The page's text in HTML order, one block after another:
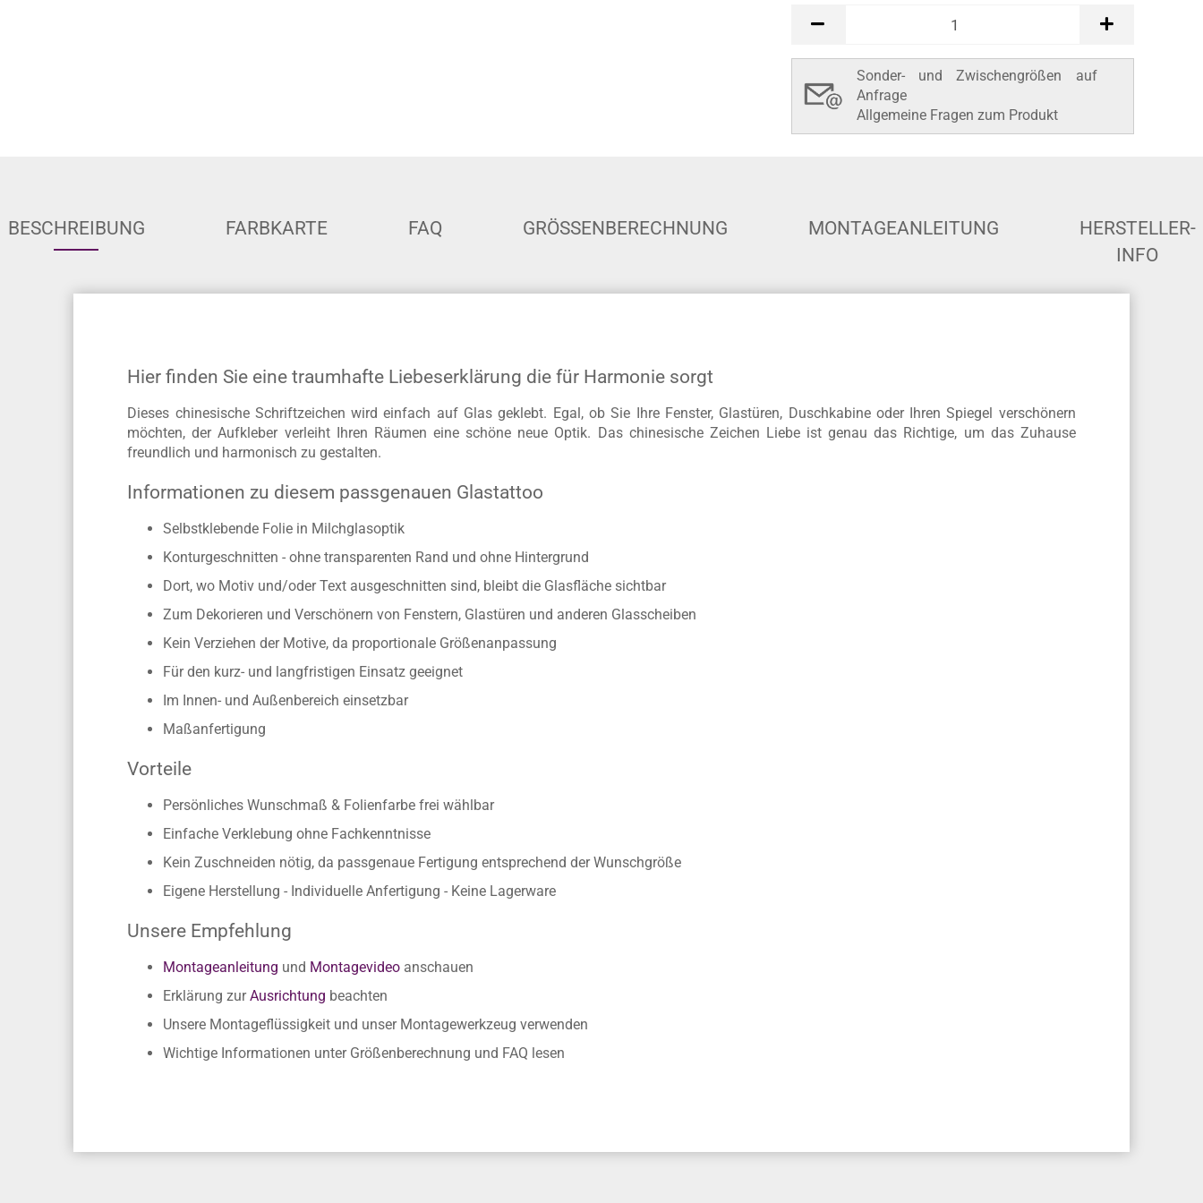
Sonder- und Zwischengrößen auf
Anfrage
Allgemeine Fragen zum Produkt
BESCHREIBUNG FARBKARTE FAQ GRÖSSENBERECHNUNG MONTAGEANLEITUNG
HERSTELLER-
INFO
Hier finden Sie eine traumhafte Liebeserklärung die für Harmonie sorgt
Dieses chinesische Schriftzeichen wird einfach auf Glas geklebt. Egal, ob Sie Ihre Fenster, Glastüren, Duschkabine oder Ihren Spiegel verschönern
möchten, der Aufkleber verleiht Ihren Räumen eine schöne neue Optik. Das chinesische Zeichen Liebe ist genau das Richtige, um das Zuhause
freundlich und harmonisch zu gestalten.
Informationen zu diesem passgenauen Glastattoo
Selbstklebende Folie in Milchglasoptik
Konturgeschnitten - ohne transparenten Rand und ohne Hintergrund
Dort, wo Motiv und/oder Text ausgeschnitten sind, bleibt die Glasfläche sichtbar
Zum Dekorieren und Verschönern von Fenstern, Glastüren und anderen Glasscheiben
Kein Verziehen der Motive, da proportionale Größenanpassung
Für den kurz- und langfristigen Einsatz geeignet
Im Innen- und Außenbereich einsetzbar
Maßanfertigung
Vorteile
Persönliches Wunschmaß & Folienfarbe frei wählbar
Einfache Verklebung ohne Fachkenntnisse
Kein Zuschneiden nötig, da passgenaue Fertigung entsprechend der Wunschgröße
Eigene Herstellung - Individuelle Anfertigung - Keine Lagerware
Unsere Empfehlung
Montageanleitung und Montagevideo anschauen
Erklärung zurAusrichtung beachten
Unsere Montageflüssigkeit und unser Montagewerkzeug verwenden
Wichtige Informationen unter Größenberechnung und FAQ lesen